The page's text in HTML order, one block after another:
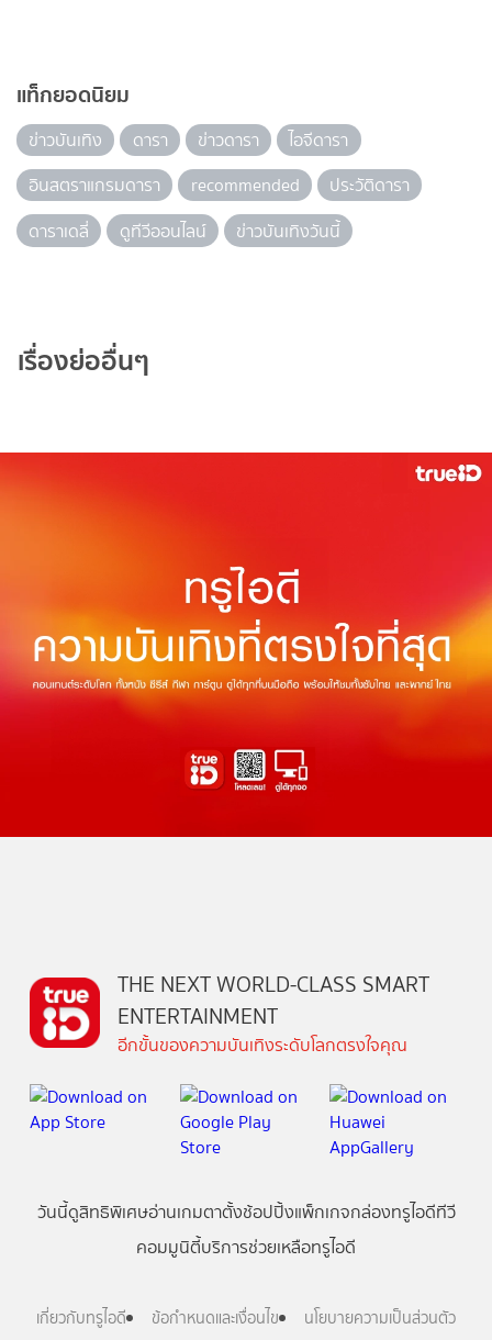
แท็กยอดนิยม
ข่าวบันเทิง ดารา ข่าวดารา
ไอจีดารา
อินสตราแกรมดารา
recommended
ประวัติดารา
ดาราเดลี่
ดูทีวีออนไลน์ ข่าวบันเทิงวันนี้
เรื่องย่ออื่นๆ
THE NEXT WORLD-CLASS SMART
ENTERTAINMENT
อีกขั้นของความบันเทิงระดับโลกตรงใจคุณ
วันนี้ดูสิทธิพิเศษอ่านเกมตาตั้งช้อปปิ้งแพ็กเกจกล่องทรูไอดีทีวี
คอมมูนิตี้บริการช่วยเหลือทรูไอดี
เกี่ยวกับทรูไอดี ข้อกำหนดและเงื่อนไข นโยบายความเป็นส่วนตัว